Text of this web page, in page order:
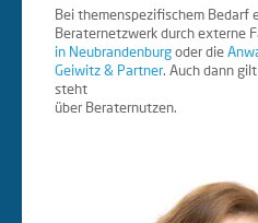
Bei themenspezifischem Bedarf
Beraternetzwerk durch externe
in Neubrandenburgoder die
Geiwitz & Partner. Auch dann
steht
über Beraternutzen.